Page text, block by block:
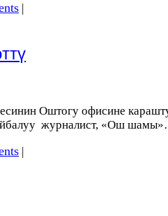
|
Оштогу офисине
журналист, «Ош